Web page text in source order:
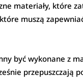
materiały, które
muszą
być wykonane z
przepuszczają